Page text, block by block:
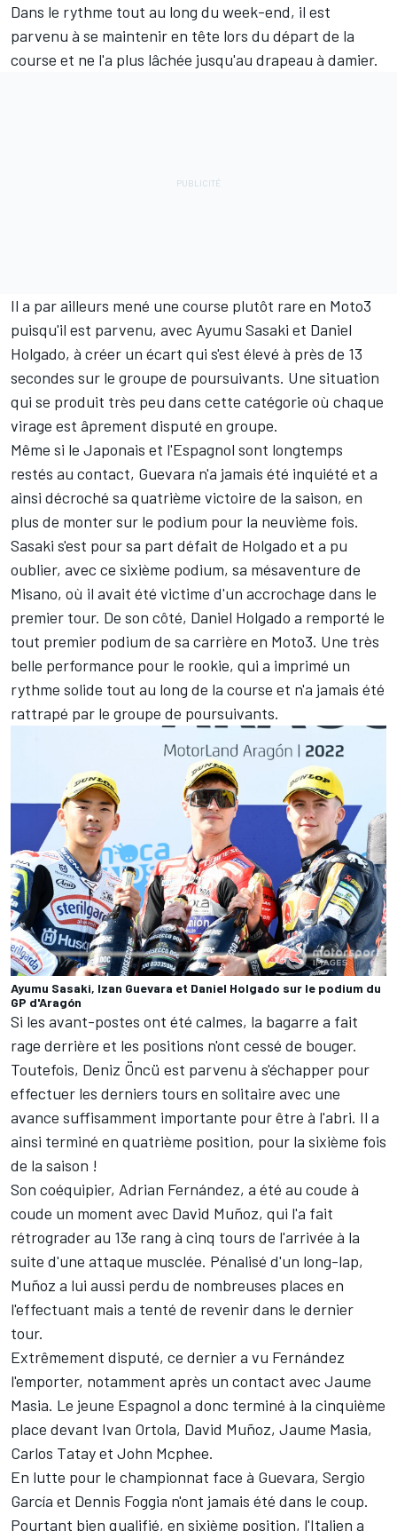
Dans le rythme tout au long du week-end, il est
parvenu à se maintenir en tête lors du départ de la
course et ne l'a plus lâchée jusqu'au drapeau à damier.
Il a par ailleurs mené une course plutôt rare en Moto3
puisqu'il est parvenu, avec Ayumu Sasaki et Daniel
Holgado, à créer un écart qui s'est élevé à près de 13
secondes sur le groupe de poursuivants. Une situation
qui se produit très peu dans cette catégorie où chaque
virage est âprement disputé en groupe.
Même si le Japonais et l'Espagnol sont longtemps
restés au contact, Guevara n'a jamais été inquiété et a
ainsi décroché sa quatrième victoire de la saison, en
plus de monter sur le podium pour la neuvième fois.
Sasaki s'est pour sa part défait de Holgado et a pu
oublier, avec ce sixième podium, sa mésaventure de
Misano, où il avait été victime d'un accrochage dans le
premier tour. De son côté, Daniel Holgado a remporté le
tout premier podium de sa carrière en Moto3. Une très
belle performance pour le rookie, qui a imprimé un
rythme solide tout au long de la course et n'a jamais été
rattrapé par le groupe de poursuivants.
Ayumu Sasaki, Izan Guevara et Daniel Holgado sur le podium du
GP d'Aragón
Si les avant-postes ont été calmes, la bagarre a fait
rage derrière et les positions n'ont cessé de bouger.
Toutefois, Deniz Öncü est parvenu à s'échapper pour
effectuer les derniers tours en solitaire avec une
avance suffisamment importante pour être à l'abri. Il a
ainsi terminé en quatrième position, pour la sixième fois
de la saison !
Son coéquipier, Adrian Fernández, a été au coude à
coude un moment avec David Muñoz, qui l'a fait
rétrograder au 13e rang à cinq tours de l'arrivée à la
suite d'une attaque musclée. Pénalisé d'un long-lap,
Muñoz a lui aussi perdu de nombreuses places en
l'effectuant mais a tenté de revenir dans le dernier
tour.
Extrêmement disputé, ce dernier a vu Fernández
l'emporter, notamment après un contact avec Jaume
Masia. Le jeune Espagnol a donc terminé à la cinquième
place devant Ivan Ortola, David Muñoz, Jaume Masia,
Carlos Tatayet John Mcphee.
En lutte pour le championnat face à Guevara, Sergio
García et Dennis Foggia n'ont jamais été dans le coup.
Pourtant bien qualifié, en sixième position, l'Italien a